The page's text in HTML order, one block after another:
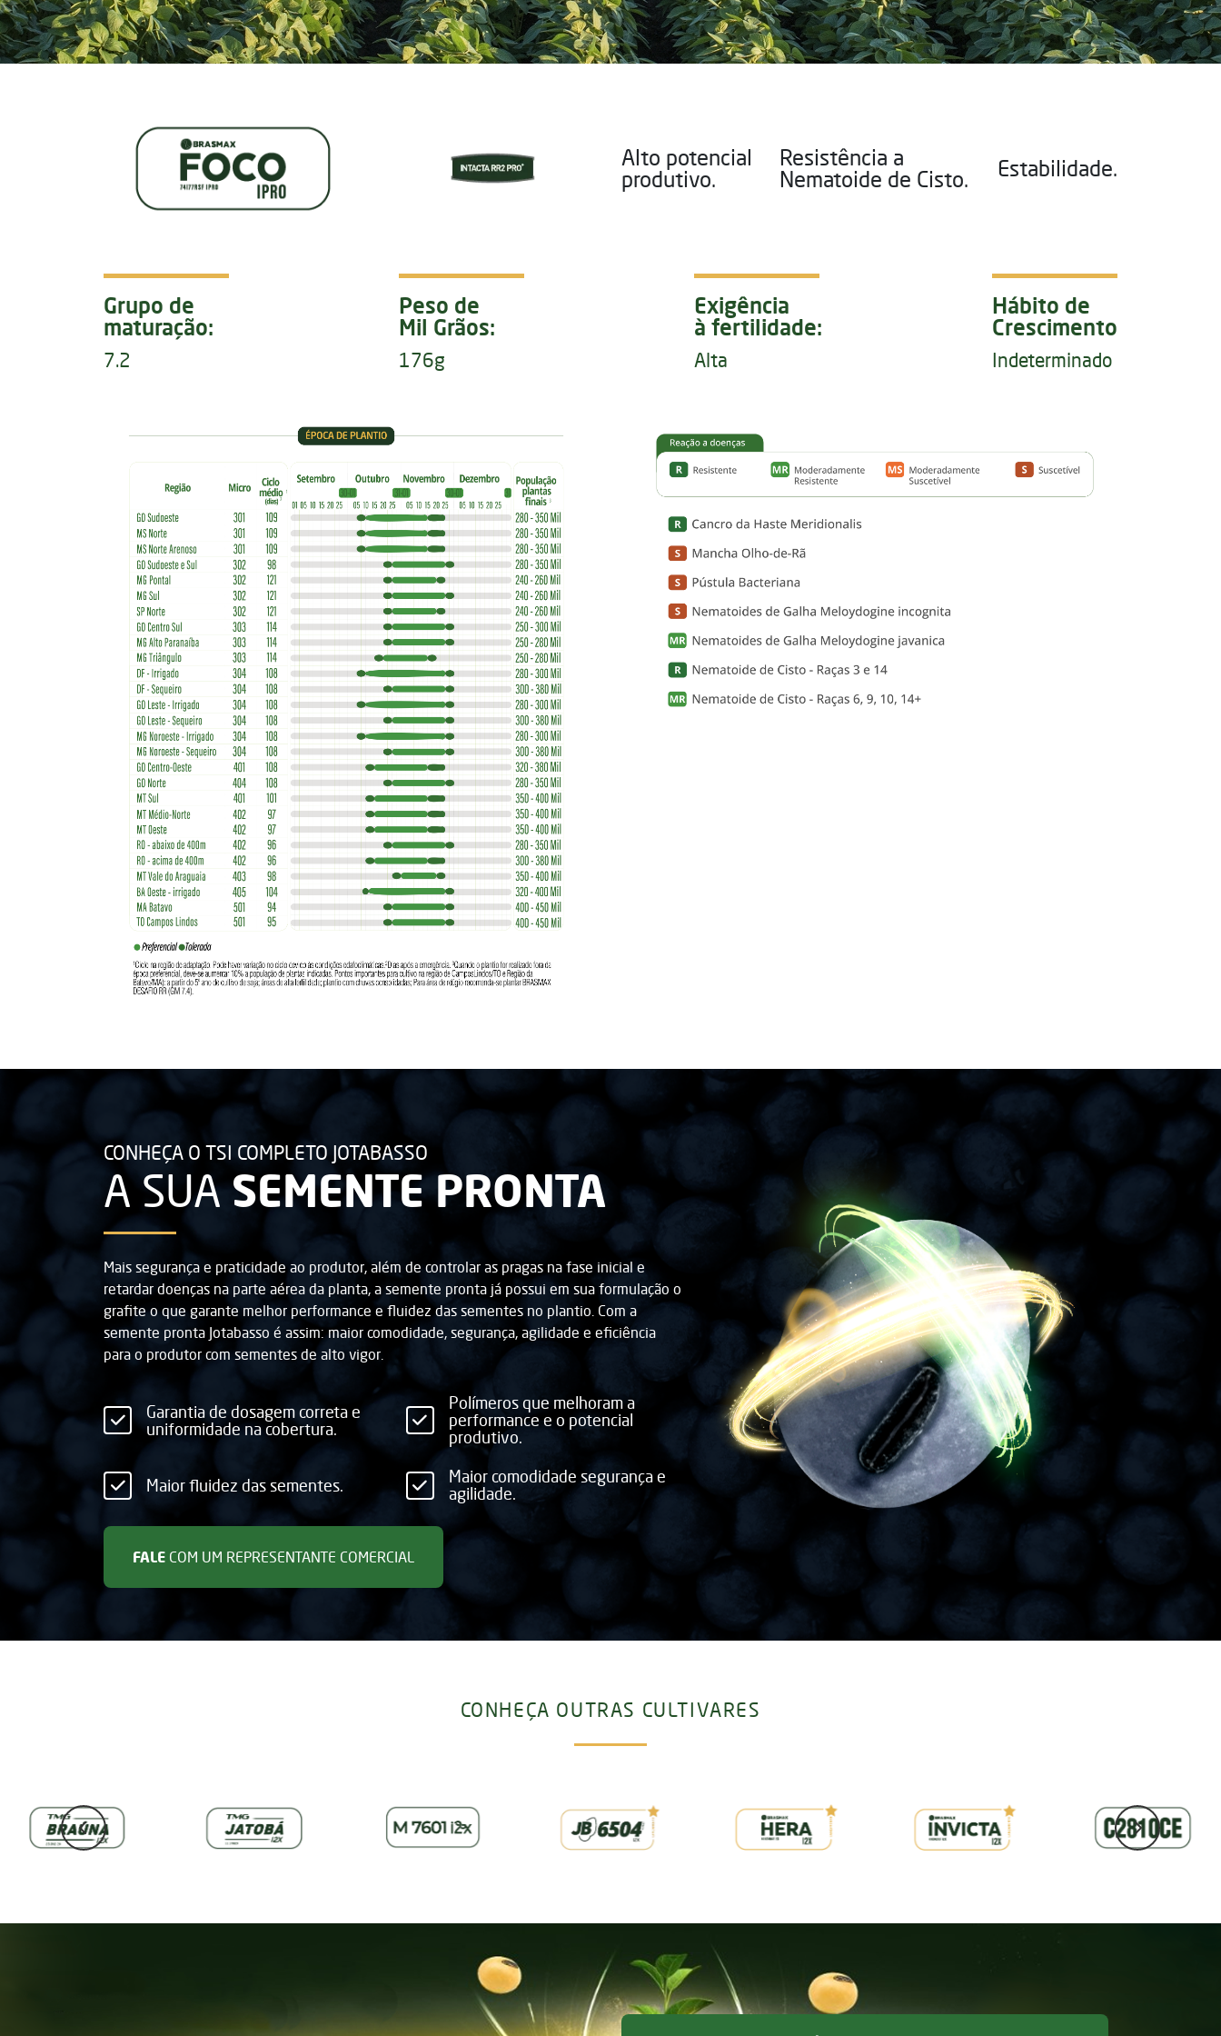
Alto potencial
produtivo.
Resistência a
Nematoide de Cisto.
Estabilidade.
Grupo de
maturação:
7.2
Peso de
Mil Grãos:
176g
Exigência
à fertilidade:
Alta
Hábito de
Crescimento
Indeterminado
CONHEÇA O TSI COMPLETO JOTABASSO
A SUASEMENTE PRONTA
Mais segurança e praticidade ao produtor, além de controlar as pragas na fase inicial e
retardar doenças na parte aérea da planta, a semente pronta já possui em sua formulação o
grafite o que garante melhor performance e fluidez das sementes no plantio. Com a
semente pronta Jotabasso é assim: maior comodidade, segurança, agilidade e eficiência
para o produtor com sementes de alto vigor.
Garantia de dosagem correta e
uniformidade na cobertura.
Polímeros que melhoram a
performance e o potencial
produtivo.
Maior fluidez das sementes.
Maior comodidade segurança e
agilidade.
FALE COM UM REPRESENTANTE COMERCIAL
CONHEÇA OUTRAS CULTIVARES